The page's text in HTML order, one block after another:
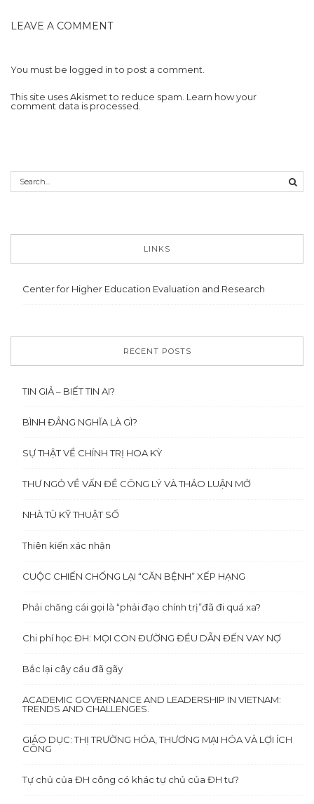
LEAVE A COMMENT
You must be logged into post a comment.
This site uses Akismet to reduce spam. Learn how your
comment data is processed.
LINKS
Center for Higher Education Evaluation and Research
RECENT POSTS
TIN GIẢ – BIẾT TIN AI?
BÌNH ĐẲNG NGHĨA LÀ GÌ?
SỰ THẬT VỀ CHÍNH TRỊ HOA KỲ
THƯ NGỎ VỀ VẤN ĐỀ CÔNG LÝ VÀ THẢO LUẬN MỞ
NHÀ TÙ KỸ THUẬT SỐ
Thiên kiến xác nhận
CUỘC CHIẾN CHỐNG LẠI “CĂN BỆNH” XẾP HẠNG
Phải chăng cái gọi là “phải đạo chính trị”đã đi quá xa?
Chi phí học ĐH: MỌI CON ĐƯỜNG ĐỀU DẪN ĐẾN VAY NỢ
Bắc lại cây cầu đã gãy
ACADEMIC GOVERNANCE AND LEADERSHIP IN VIETNAM:
TRENDS AND CHALLENGES.
GIÁO DỤC: THỊ TRƯỜNG HÓA, THƯƠNG MẠI HÓA VÀ LỢI ÍCH
CÔNG
Tự chủ của ĐH công có khác tự chủ của ĐH tư?